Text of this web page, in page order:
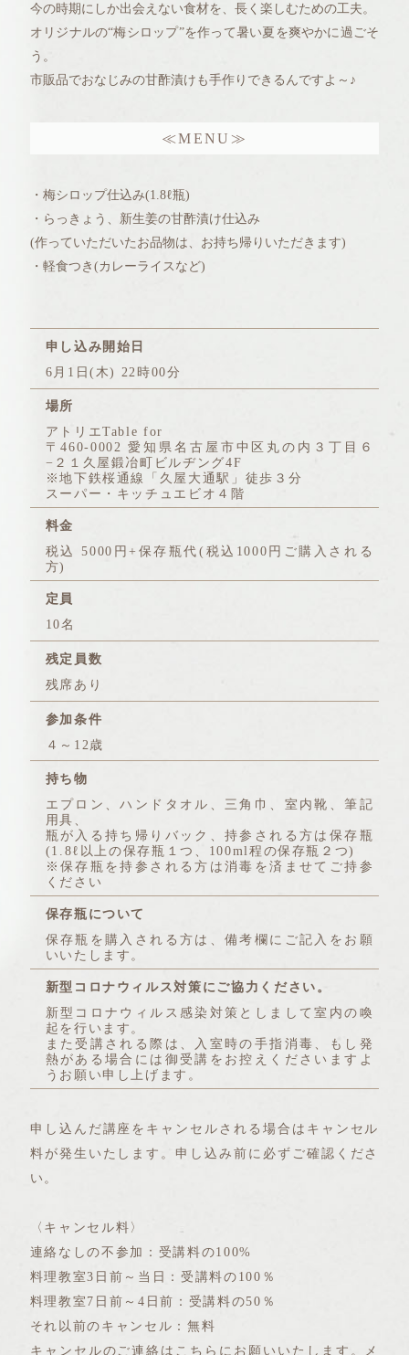
今の時期にしか出会えない食材を、長く楽しむための工夫。
オリジナルの“梅シロップ”を作って暑い夏を爽やかに過ごそ
う。
市販品でおなじみの甘酢漬けも手作りできるんですよ～♪
≪MENU≫
・梅シロップ仕込み(1.8ℓ瓶)
・らっきょう、新生姜の甘酢漬け仕込み
(作っていただいたお品物は、お持ち帰りいただきます)
・軽食つき(カレーライスなど)
申し込み開始日
6月1日(木) 22時00分
場所
アトリエTable for
〒460-0002 愛知県名古屋市中区丸の内３丁目６
−２１久屋鍛冶町ビルヂング4F
※地下鉄桜通線「久屋大通駅」徒歩３分
スーパー・キッチュエビオ４階
料金
税込 5000円+保存瓶代(税込1000円ご購入される
方)
定員
10名
残定員数
残席あり
参加条件
４～12歳
持ち物
エプロン、ハンドタオル、三角巾、室内靴、筆記
用具、
瓶が入る持ち帰りバック、持参される方は保存瓶
(1.8ℓ以上の保存瓶１つ、100ml程の保存瓶２つ)
※保存瓶を持参される方は消毒を済ませてご持参
ください
保存瓶について
保存瓶を購入される方は、備考欄にご記入をお願
いいたします。
新型コロナウィルス対策にご協力ください。
新型コロナウィルス感染対策としまして室内の喚
起を行います。
また受講される際は、入室時の手指消毒、もし発
熱がある場合には御受講をお控えくださいますよ
うお願い申し上げます。
申し込んだ講座をキャンセルされる場合はキャンセル
料が発生いたします。申し込み前に必ずご確認くださ
い。
〈キャンセル料〉
連絡なしの不参加：受講料の100%
料理教室3日前～当日：受講料の100％
料理教室7日前～4日前：受講料の50％
それ以前のキャンセル：無料
キャンセルのご連絡はこちらにお願いいたします。メ